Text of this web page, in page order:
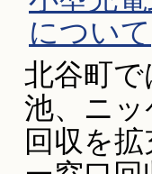
について
北谷町
池、ニ
回収を